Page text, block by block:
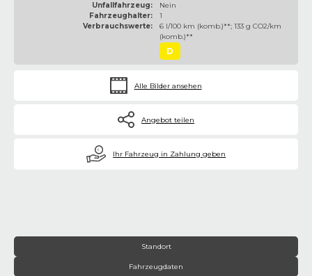
Unfallfahrzeug:
Nein
Fahrzeughalter:
1
Verbrauchswerte:
6 l/100 km (komb.)**; 133 g CO2/km
(komb.)**
D
Alle Bilder ansehen
Angebot teilen
€ Ihr Fahrzeug in Zahlung geben
Standort
Fahrzeugdaten